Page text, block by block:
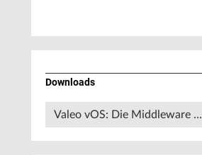
Downloads
Valeo vOS: Die Middleware …